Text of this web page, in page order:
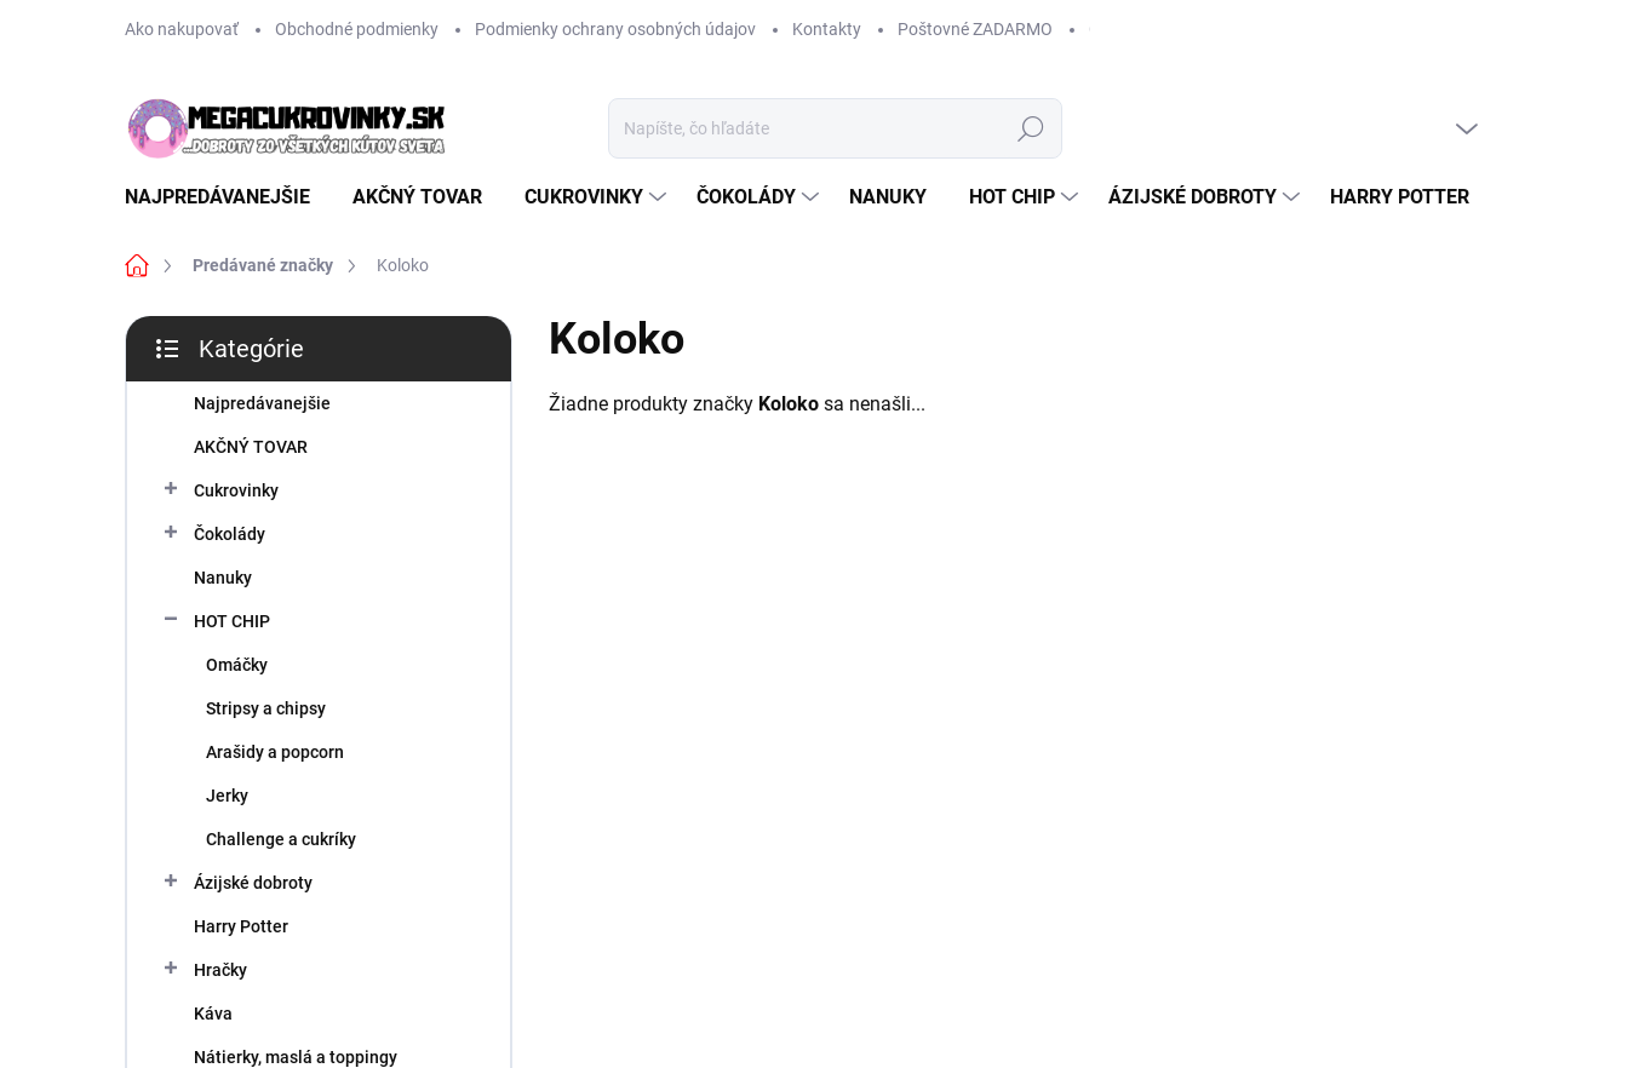
Ako nakupovať Obchodné podmienky Podmienky ochrany osobných údajov Kontakty Poštovné ZADARMO
Hľadať
NAJPREDÁVANEJŠIE AKČNÝ TOVAR CUKROVINKY ČOKOLÁDY NANUKY HOT CHIP ÁZIJSKÉ DOBROTY HARRY POTTER
DomovPredávané značky Koloko
B
č
kategórie
Kategórie
Najpredávanejšie
AKČNÝ TOVAR
Cukrovinky
Čokolády
Nanuky
HOT CHIP
Omáčky
Stripsy a chipsy
Arašidy a popcorn
Jerky
Challenge a cukríky
Ázijské dobroty
Harry Potter
Hračky
Káva
Nátierky, maslá a toppingy
Koloko
Žiadne produkty značky Koloko sa nenašli...